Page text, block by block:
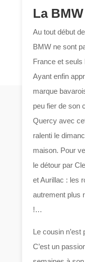
La
Au tout début
BMW ne sont
France et
Ayant enfin
marque
peu fier de son
Quercy avec
ralenti le
maison. Pour
le détour par
et Aurillac : les
autrement plus
!…
Le cousin
C’est un